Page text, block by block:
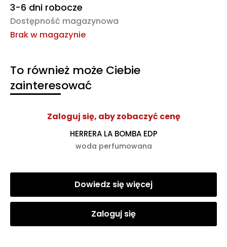
3-6 dni robocze
Dostępność magazynowa
Brak w magazynie
To również może Ciebie
zainteresować
Zaloguj się, aby zobaczyć cenę
HERRERA LA BOMBA EDP
woda perfumowana
Dowiedz się więcej
Zaloguj się